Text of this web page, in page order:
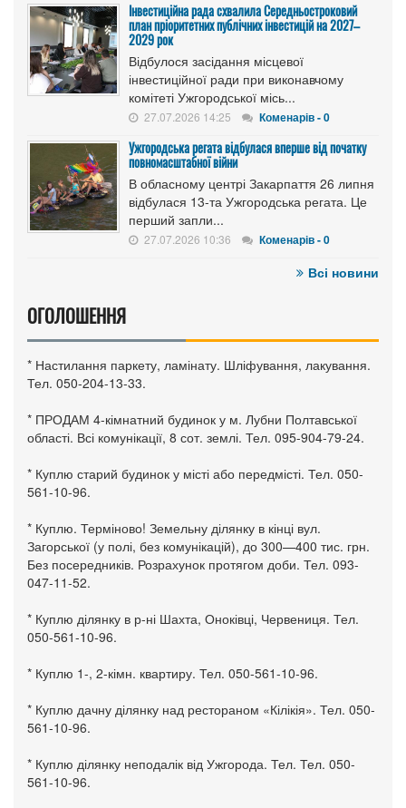
Інвестиційна рада схвалила Середньостроковий
план пріоритетних публічних інвестицій на 2027–
2029 рок
Відбулося засідання місцевої
інвестиційної ради при виконавчому
комітеті Ужгородської місь...
27.07.2026 14:25 Коменарів - 0
Ужгородська регата відбулася вперше від початку
повномасштабної війни
В обласному центрі Закарпаття 26 липня
відбулася 13-та Ужгородська регата. Це
перший запли...
27.07.2026 10:36 Коменарів - 0
Всі новини
ОГОЛОШЕННЯ
* Настилання паркету, ламінату. Шліфування, лакування.
Тел. 050-204-13-33.
* ПРОДАМ 4-кімнатний будинок у м. Лубни Полтавської
області. Всі комунікації, 8 сот. землі. Тел. 095-904-79-24.
* Куплю старий будинок у місті або передмісті. Тел. 050-
561-10-96.
* Куплю. Терміново! Земельну ділянку в кінці вул.
Загорської (у полі, без комунікацій), до 300—400 тис. грн.
Без посередників. Розрахунок протягом доби. Тел. 093-
047-11-52.
* Куплю ділянку в р-ні Шахта, Оноківці, Червениця. Тел.
050-561-10-96.
* Куплю 1-, 2-кімн. квартиру. Тел. 050-561-10-96.
* Куплю дачну ділянку над рестораном «Кілікія». Тел. 050-
561-10-96.
* Куплю ділянку неподалік від Ужгорода. Тел. Тел. 050-
561-10-96.